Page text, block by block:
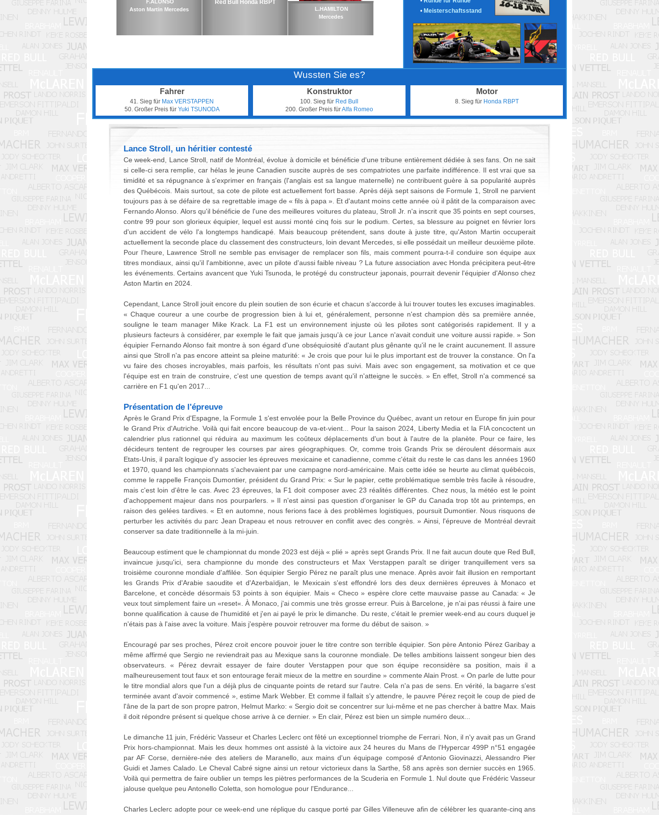
F.ALONSO
Aston Martin Mercedes
Red Bull Honda RBPT
L.HAMILTON
Mercedes
• Meisterschaftsstand
Wussten Sie es?
Fahrer
41. Sieg für Max VERSTAPPEN
50. Großer Preis für Yuki TSUNODA
Konstruktor
100. Sieg für Red Bull
200. Großer Preis fürAlfa Romeo
Motor
8. Sieg für Honda RBPT
Lance Stroll, un héritier contesté
Ce week-end, Lance Stroll, natif de Montréal, évolue à domicile et bénéficie d'une tribune entièrement dédiée à ses fans. On ne sait
si celle-ci sera remplie, car hélas le jeune Canadien suscite auprès de ses compatriotes une parfaite indifférence. Il est vrai que sa
timidité et sa répugnance à s'exprimer en français (l'anglais est sa langue maternelle) ne contribuent guère à sa popularité auprès
des Québécois. Mais surtout, sa cote de pilote est actuellement fort basse. Après déjà sept saisons de Formule 1, Stroll ne parvient
toujours pas à se défaire de sa regrettable image de « fils à papa ». Et d'autant moins cette année où il pâtit de la comparaison avec
Fernando Alonso. Alors qu'il bénéficie de l'une des meilleures voitures du plateau, Stroll Jr. n'a inscrit que 35 points en sept courses,
contre 99 pour son glorieux équipier, lequel est aussi monté cinq fois sur le podium. Certes, sa blessure au poignet en février lors
d'un accident de vélo l'a longtemps handicapé. Mais beaucoup prétendent, sans doute à juste titre, qu'Aston Martin occuperait
actuellement la seconde place du classement des constructeurs, loin devant Mercedes, si elle possédait un meilleur deuxième pilote.
Pour l'heure, Lawrence Stroll ne semble pas envisager de remplacer son fils, mais comment pourra-t-il conduire son équipe aux
titres mondiaux, ainsi qu'il l'ambitionne, avec un pilote d'aussi faible niveau ? La future association avec Honda précipitera peut-être
les événements. Certains avancent que Yuki Tsunoda, le protégé du constructeur japonais, pourrait devenir l'équipier d'Alonso chez
Aston Martin en 2024.
Cependant, Lance Stroll jouit encore du plein soutien de son écurie et chacun s'accorde à lui trouver toutes les excuses imaginables.
« Chaque coureur a une courbe de progression bien à lui et, généralement, personne n'est champion dès sa première année,
souligne le team manager Mike Krack. La F1 est un environnement injuste où les pilotes sont catégorisés rapidement. Il y a
plusieurs facteurs à considérer, par exemple le fait que jamais jusqu'à ce jour Lance n'avait conduit une voiture aussi rapide. » Son
équipier Fernando Alonso fait montre à son égard d'une obséquiosité d'autant plus gênante qu'il ne le craint aucunement. Il assure
ainsi que Stroll n'a pas encore atteint sa pleine maturité: « Je crois que pour lui le plus important est de trouver la constance. On l'a
vu faire des choses incroyables, mais parfois, les résultats n'ont pas suivi. Mais avec son engagement, sa motivation et ce que
l'équipe est en train de construire, c'est une question de temps avant qu'il n'atteigne le succès. » En effet, Stroll n'a commencé sa
carrière en F1 qu'en 2017...
Présentation de l'épreuve
Après le Grand Prix d'Espagne, la Formule 1 s'est envolée pour la Belle Province du Québec, avant un retour en Europe fin juin pour
le Grand Prix d'Autriche. Voilà qui fait encore beaucoup de va-et-vient... Pour la saison 2024, Liberty Media et la FIA concoctent un
calendrier plus rationnel qui réduira au maximum les coûteux déplacements d'un bout à l'autre de la planète. Pour ce faire, les
décideurs tentent de regrouper les courses par aires géographiques. Or, comme trois Grands Prix se déroulent désormais aux
Etats-Unis, il paraît logique d'y associer les épreuves mexicaine et canadienne, comme c'était du reste le cas dans les années 1960
et 1970, quand les championnats s'achevaient par une campagne nord-américaine. Mais cette idée se heurte au climat québécois,
comme le rappelle François Dumontier, président du Grand Prix: « Sur le papier, cette problématique semble très facile à résoudre,
mais c'est loin d'être le cas. Avec 23 épreuves, la F1 doit composer avec 23 réalités différentes. Chez nous, la météo est le point
d'achoppement majeur dans nos pourparlers. » Il n'est ainsi pas question d'organiser le GP du Canada trop tôt au printemps, en
raison des gelées tardives. « Et en automne, nous ferions face à des problèmes logistiques, poursuit Dumontier. Nous risquons de
perturber les activités du parc Jean Drapeau et nous retrouver en conflit avec des congrès. » Ainsi, l'épreuve de Montréal devrait
conserver sa date traditionnelle à la mi-juin.
Beaucoup estiment que le championnat du monde 2023 est déjà « plié » après sept Grands Prix. Il ne fait aucun doute que Red Bull,
invaincue jusqu'ici, sera championne du monde des constructeurs et Max Verstappen paraît se diriger tranquillement vers sa
troisième couronne mondiale d'affilée. Son équipier Sergio Pérez ne paraît plus une menace. Après avoir fait illusion en remportant
les Grands Prix d'Arabie saoudite et d'Azerbaïdjan, le Mexicain s'est effondré lors des deux dernières épreuves à Monaco et
Barcelone, et concède désormais 53 points à son équipier. Mais « Checo » espère clore cette mauvaise passe au Canada: « Je
veux tout simplement faire un «reset«. À Monaco, j'ai commis une très grosse erreur. Puis à Barcelone, je n'ai pas réussi à faire une
bonne qualification à cause de l'humidité et j'en ai payé le prix le dimanche. Du reste, c'était le premier week-end au cours duquel je
n'étais pas à l'aise avec la voiture. Mais j'espère pouvoir retrouver ma forme du début de saison. »
Encouragé par ses proches, Pérez croit encore pouvoir jouer le titre contre son terrible équipier. Son père Antonio Pérez Garibay a
même affirmé que Sergio ne reviendrait pas au Mexique sans la couronne mondiale. De telles ambitions laissent songeur bien des
observateurs. « Pérez devrait essayer de faire douter Verstappen pour que son équipe reconsidère sa position, mais il a
malheureusement tout faux et son entourage ferait mieux de la mettre en sourdine » commente Alain Prost. « On parle de lutte pour
le titre mondial alors que l'un a déjà plus de cinquante points de retard sur l'autre. Cela n'a pas de sens. En vérité, la bagarre s'est
terminée avant d'avoir commencé », estime Mark Webber. Et comme il fallait s'y attendre, le pauvre Pérez reçoit le coup de pied de
l'âne de la part de son propre patron, Helmut Marko: « Sergio doit se concentrer sur lui-même et ne pas chercher à battre Max. Mais
il doit répondre présent si quelque chose arrive à ce dernier. » En clair, Pérez est bien un simple numéro deux...
Le dimanche 11 juin, Frédéric Vasseur et Charles Leclerc ont fêté un exceptionnel triomphe de Ferrari. Non, il n'y avait pas un Grand
Prix hors-championnat. Mais les deux hommes ont assisté à la victoire aux 24 heures du Mans de l'Hypercar 499P n°51 engagée
par AF Corse, dernière-née des ateliers de Maranello, aux mains d'un équipage composé d'Antonio Giovinazzi, Alessandro Pier
Guidi et James Calado. Le Cheval Cabré signe ainsi un retour victorieux dans la Sarthe, 58 ans après son dernier succès en 1965.
Voilà qui permettra de faire oublier un temps les piètres performances de la Scuderia en Formule 1. Nul doute que Frédéric Vasseur
jalouse quelque peu Antonello Coletta, son homologue pour l'Endurance...
Charles Leclerc adopte pour ce week-end une réplique du casque porté par Gilles Villeneuve afin de célébrer les quarante-cinq ans